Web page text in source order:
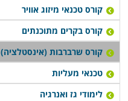
קורס טכנאי מיזוג אוויר
קורס בקרים מתוכנתים
קורס שרברבות (אינסטלציה)
טכנאי מעליות
לימודי גז ואנרגיה